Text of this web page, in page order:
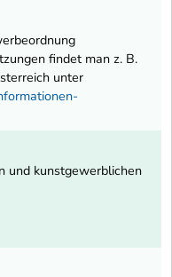
findet man z. B.
unter
und kunstgewerblichen